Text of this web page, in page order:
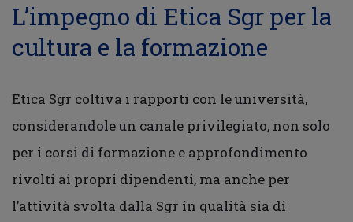
L’impegno di Etica Sgr per la
cultura e la formazione
Etica Sgr coltiva i rapporti con le università,
considerandole un canale privilegiato, non solo
per i corsi di formazione e approfondimento
rivolti ai propri dipendenti, ma anche per
l’attività svolta dalla Sgr in qualità sia di